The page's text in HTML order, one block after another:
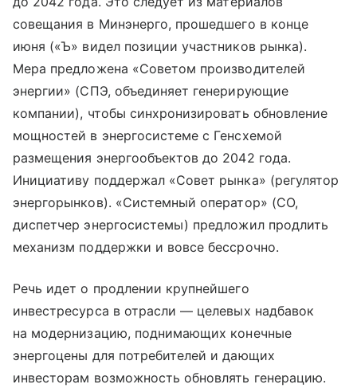
совещания в Минэнерго, прошедшего в конце
июня («Ъ» видел позиции участников рынка).
Мера предложена «Советом производителей
энергии» (СПЭ, объединяет генерирующие
компании), чтобы синхронизировать обновление
мощностей в энергосистеме с Генсхемой
размещения энергообъектов до 2042 года.
Инициативу поддержал «Совет рынка» (регулятор
энергорынков). «Системный оператор» (СО,
диспетчер энергосистемы) предложил продлить
механизм поддержки и вовсе бессрочно.
Речь идет о продлении крупнейшего
инвестресурса в отрасли — целевых надбавок
на модернизацию, поднимающих конечные
энергоцены для потребителей и дающих
инвесторам возможность обновлять генерацию.